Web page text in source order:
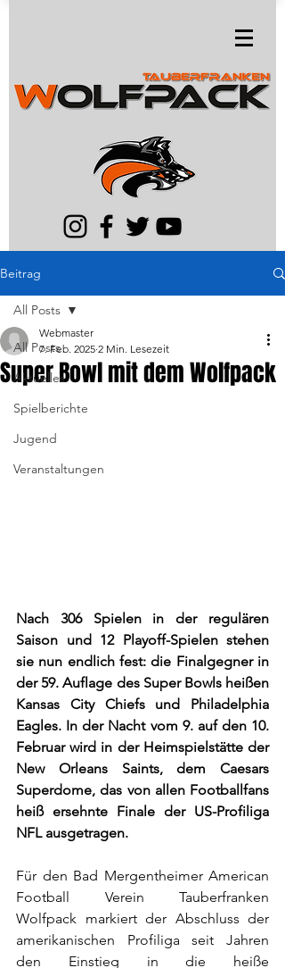
Beitrag
All Posts
Aktuelles
Spielberichte
Jugend
Veranstaltungen
All Posts
Super Bowl mit dem Wolfpack
Webmaster
7. Feb. 2025 2 Min. Lesezeit
Nach 306 Spielen in der regulären
Saison und 12 Playoff-Spielen stehen
sie nun endlich fest: die Finalgegner in
der 59. Auflage des Super Bowls heißen
Kansas City Chiefs und Philadelphia
Eagles. In der Nacht vom 9. auf den 10.
Februar wird in der Heimspielstätte der
New Orleans Saints, dem Caesars
Superdome, das von allen Footballfans
heiß ersehnte Finale der US-Profiliga
NFL ausgetragen.
Für den Bad Mergentheimer American
Football Verein Tauberfranken
Wolfpack markiert der Abschluss der
amerikanischen Profiliga seit Jahren
den Einstieg in die heiße